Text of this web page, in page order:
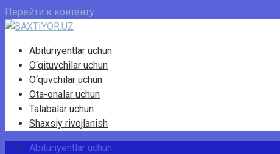
Перейти к контенту
Abituriyentlar uchun
O‘qituvchilar uchun
O‘quvchilar uchun
Ota-onalar uchun
Talabalar uchun
Shaxsiy rivojlanish
Abituriyentlar uchun